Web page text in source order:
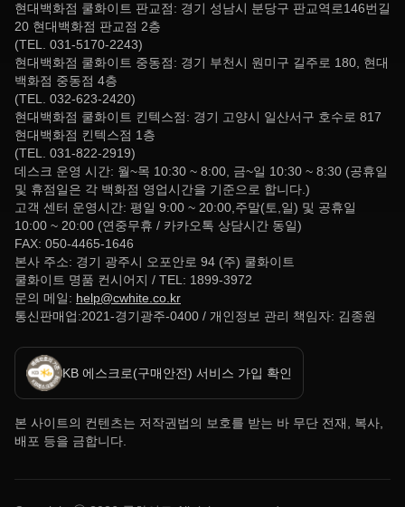
현대백화점 쿨화이트 판교점: 경기 성남시 분당구 판교역로146번길
20 현대백화점 판교점 2층
(TEL. 031-5170-2243)
현대백화점 쿨화이트 중동점: 경기 부천시 원미구 길주로 180, 현대
백화점 중동점 4층
(TEL. 032-623-2420)
현대백화점 쿨화이트 킨텍스점: 경기 고양시 일산서구 호수로 817
현대백화점 킨텍스점 1층
(TEL. 031-822-2919)
데스크 운영 시간: 월~목 10:30 ~ 8:00, 금~일 10:30 ~ 8:30 (공휴일
및 휴점일은 각 백화점 영업시간을 기준으로 합니다.)
고객 센터 운영시간: 평일 9:00 ~ 20:00,주말(토,일) 및 공휴일
10:00 ~ 20:00 (연중무휴 / 카카오톡 상담시간 동일)
FAX: 050-4465-1646
본사 주소: 경기 광주시 오포안로 94 (주) 쿨화이트
쿨화이트 명품 컨시어지 / TEL: 1899-3972
문의 메일: help@cwhite.co.kr
통신판매업:2021-경기광주-0400 / 개인정보 관리 책임자: 김종원
KB 에스크로(구매안전) 서비스 가입 확인
본 사이트의 컨텐츠는 저작권법의 보호를 받는 바 무단 전재, 복사,
배포 등을 금합니다.